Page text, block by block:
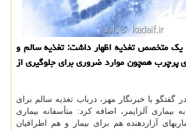
متخصص تغذیه اظهار داشت: تغذیه سالم و
همچون موارد ضروری برای جلوگیری از
گفتگو با خبرنگار مهر، درباب تغذیه سالم برای
بیماری آلزایمر، اضافه کرد: متأسفانه بیماری
آزاردهنده هم برای بیمار و هم اطرافیان